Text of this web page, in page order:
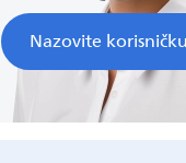
Nazovite